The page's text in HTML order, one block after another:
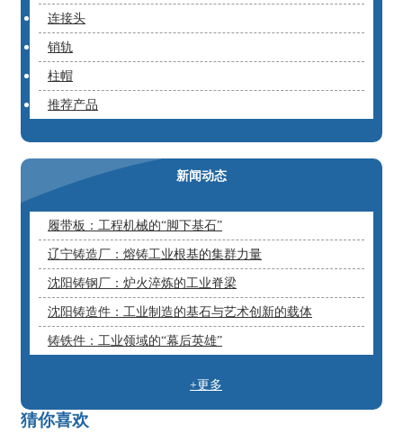
连接头
销轨
柱帽
推荐产品
新闻动态
履带板：工程机械的“脚下基石”
辽宁铸造厂：熔铸工业根基的集群力量
沈阳铸钢厂：炉火淬炼的工业脊梁
沈阳铸造件：工业制造的基石与艺术创新的载体
铸铁件：工业领域的“幕后英雄”
+更多
猜你喜欢